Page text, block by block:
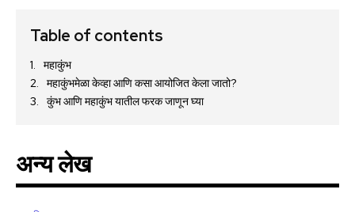
Table of contents
महाकुंभ
महाकुंभमेळा केव्हा आणि कसा आयोजित केला जातो?
कुंभ आणि महाकुंभ यातील फरक जाणून घ्या
अन्य लेख